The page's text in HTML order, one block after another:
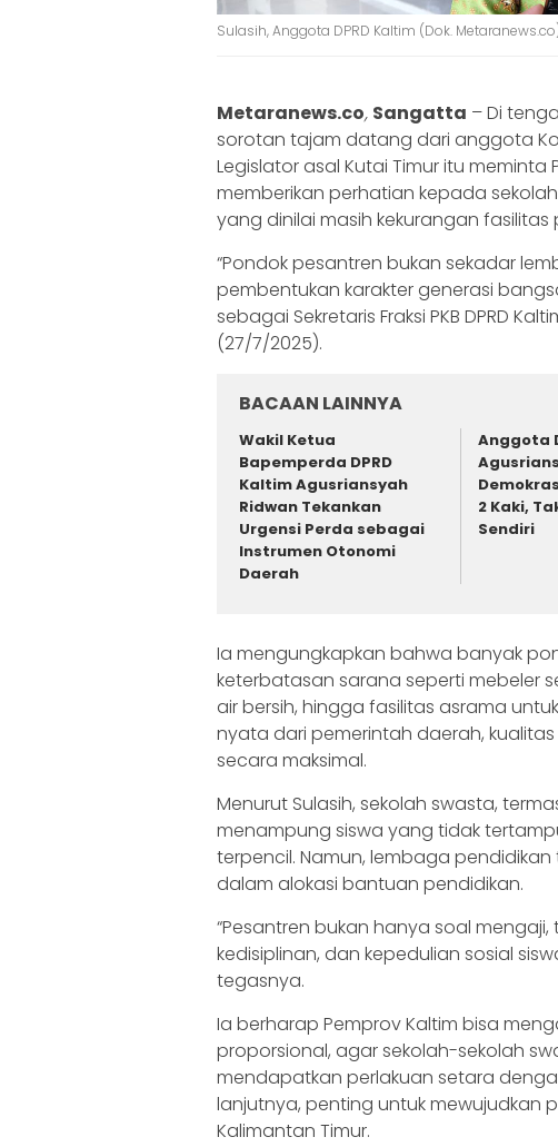
Sulasih, Anggota DPRD Kaltim (Dok.
Metaranews.co, Sangatta – Di
sorotan tajam datang dari anggota
Legislator asal Kutai Timur itu meminta
memberikan perhatian kepada
yang dinilai masih kekurangan
“Pondok pesantren bukan sekadar
pembentukan karakter generasi
sebagai Sekretaris Fraksi PKB DPRD
(27/7/2025).
BACAAN LAINNYA
Wakil Ketua
Bapemperda DPRD
Kaltim Agusriansyah
Ridwan Tekankan
Urgensi Perda sebagai
Instrumen Otonomi
Daerah
Anggota
2 Kaki,
Sendiri
Ia mengungkapkan bahwa banyak
keterbatasan sarana seperti mebeler
air bersih, hingga fasilitas asrama
nyata dari pemerintah daerah,
secara maksimal.
Menurut Sulasih, sekolah swasta,
menampung siswa yang tidak
terpencil. Namun, lembaga
dalam alokasi bantuan pendidikan.
“Pesantren bukan hanya soal
kedisiplinan, dan kepedulian sosial
tegasnya.
Ia berharap Pemprov Kaltim bisa
proporsional, agar sekolah-sekolah
mendapatkan perlakuan setara
lanjutnya, penting untuk mewujudkan
Kalimantan Timur.